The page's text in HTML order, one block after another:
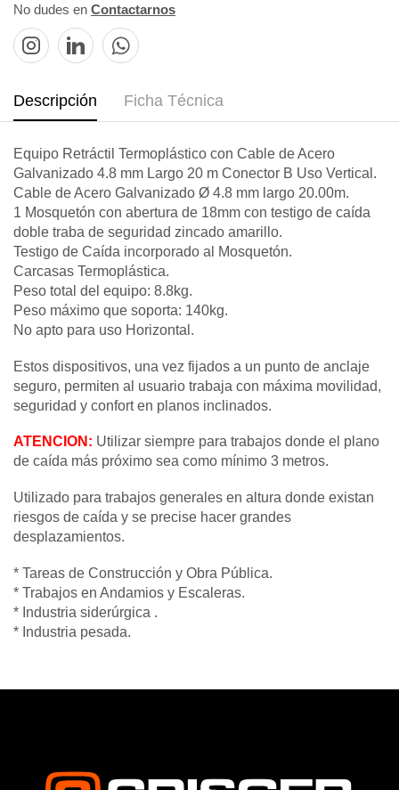
No dudes en Contactarnos
Descripción Ficha Técnica
Equipo Retráctil Termoplástico con Cable de Acero
Galvanizado 4.8 mm Largo 20 m Conector B Uso Vertical.
Cable de Acero Galvanizado Ø 4.8 mm largo 20.00m.
1 Mosquetón con abertura de 18mm con testigo de caída
doble traba de seguridad zincado amarillo.
Testigo de Caída incorporado al Mosquetón.
Carcasas Termoplástica.
Peso total del equipo: 8.8kg.
Peso máximo que soporta: 140kg.
No apto para uso Horizontal.
Estos dispositivos, una vez fijados a un punto de anclaje
seguro, permiten al usuario trabaja con máxima movilidad,
seguridad y confort en planos inclinados.
ATENCION: Utilizar siempre para trabajos donde el plano
de caída más próximo sea como mínimo 3 metros.
Utilizado para trabajos generales en altura donde existan
riesgos de caída y se precise hacer grandes
desplazamientos.
* Tareas de Construcción y Obra Pública.
* Trabajos en Andamios y Escaleras.
* Industria siderúrgica .
* Industria pesada.